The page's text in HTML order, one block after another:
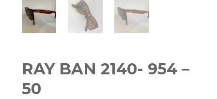
RAY BAN 2140- 954 –
50